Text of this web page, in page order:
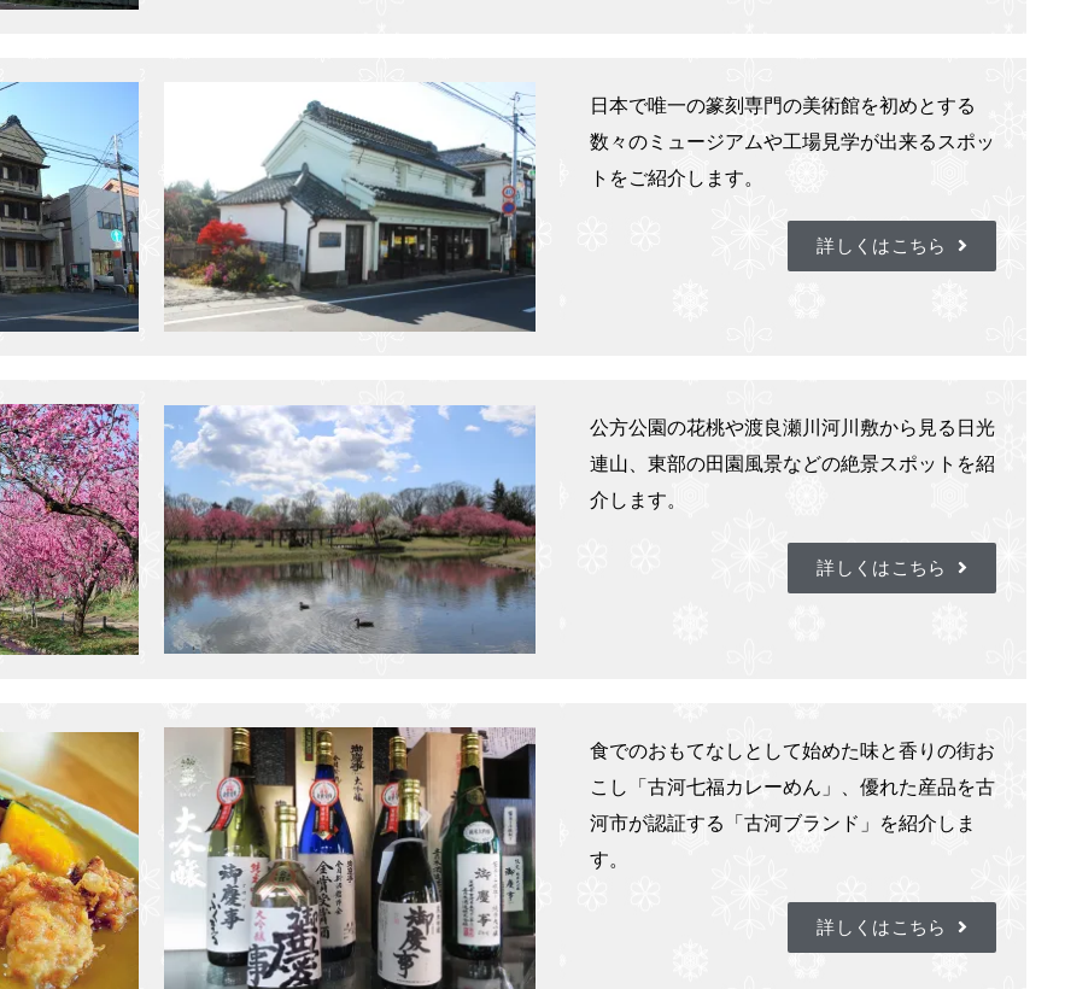
日本で唯一の篆刻専門の美術館を初めとする
数々のミュージアムや工場見学が出来るスポッ
トをご紹介します。
詳しくはこちら
公方公園の花桃や渡良瀬川河川敷から見る日光
連山、東部の田園風景などの絶景スポットを紹
介します。
詳しくはこちら
食でのおもてなしとして始めた味と香りの街お
こし「古河七福カレーめん」、優れた産品を古
河市が認証する「古河ブランド」を紹介しま
す。
詳しくはこちら